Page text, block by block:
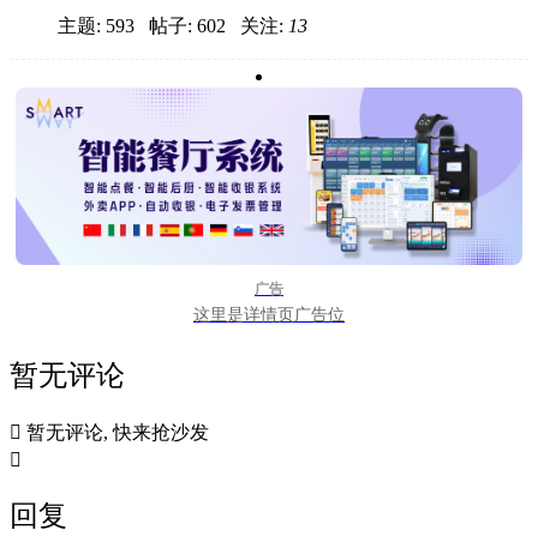
主题: 593 帖子: 602 关注: 13
广告
这里是详情页广告位
暂无评论
 暂无评论, 快来抢沙发

回复